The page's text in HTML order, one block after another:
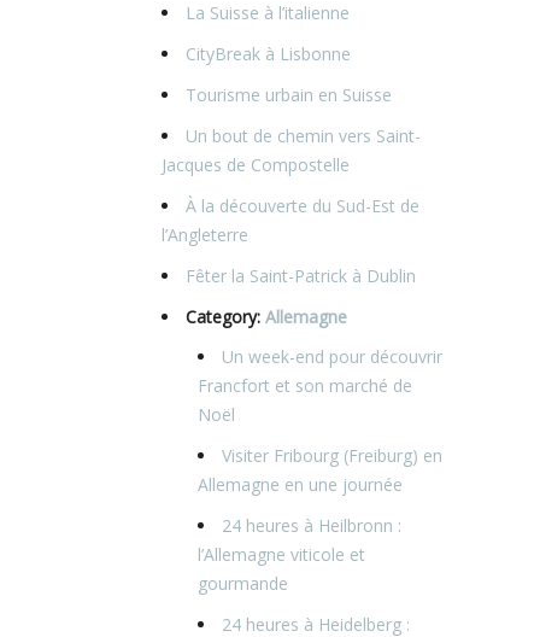
La Suisse à l’italienne
CityBreak à Lisbonne
Tourisme urbain en Suisse
Un bout de chemin vers Saint-
Jacques de Compostelle
À la découverte du Sud-Est de
l’Angleterre
Fêter la Saint-Patrick à Dublin
Category: Allemagne
Un week-end pour découvrir
Francfort et son marché de
Noël
Visiter Fribourg (Freiburg) en
Allemagne en une journée
24 heures à Heilbronn :
l’Allemagne viticole et
gourmande
24 heures à Heidelberg :